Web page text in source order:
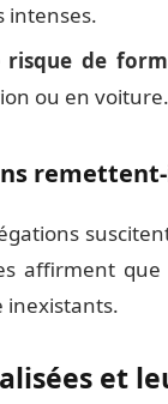
intenses.
de
ou en voiture.
affirment
inexistants.
et